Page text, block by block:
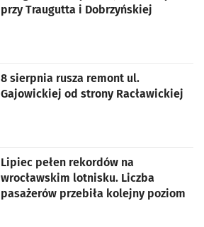
przy Traugutta i Dobrzyńskiej
8 sierpnia rusza remont ul.
Gajowickiej od strony Racławickiej
Lipiec pełen rekordów na
wrocławskim lotnisku. Liczba
pasażerów przebiła kolejny poziom